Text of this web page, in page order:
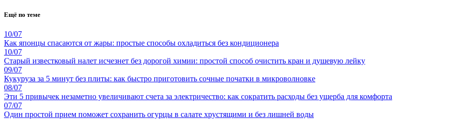
Ещё по теме
10/07
Как японцы спасаются от жары: простые способы охладиться без кондиционера
10/07
Старый известковый налет исчезнет без дорогой химии: простой способ очистить кран и душевую лейку
09/07
Кукуруза за 5 минут без плиты: как быстро приготовить сочные початки в микроволновке
08/07
Эти 5 привычек незаметно увеличивают счета за электричество: как сократить расходы без ущерба для комфорта
07/07
Один простой прием поможет сохранить огурцы в салате хрустящими и без лишней воды